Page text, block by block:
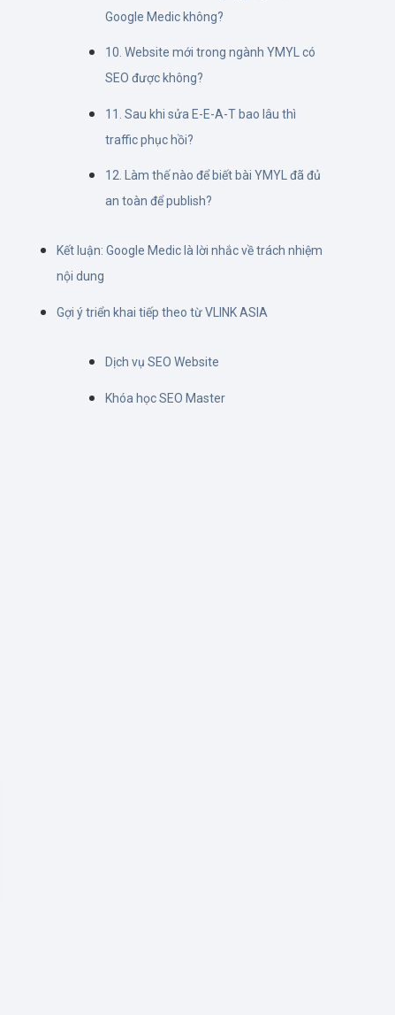
Google Medic không?
10. Website mới trong ngành YMYL có
SEO được không?
11. Sau khi sửa E-E-A-T bao lâu thì
traffic phục hồi?
12. Làm thế nào để biết bài YMYL đã đủ
an toàn để publish?
Kết luận: Google Medic là lời nhắc về trách nhiệm
nội dung
Gợi ý triển khai tiếp theo từ VLINK ASIA
Dịch vụ SEO Website
Khóa học SEO Master